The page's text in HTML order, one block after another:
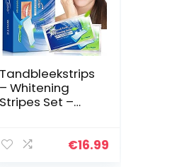
Tandbleekstrips
– Whitening
Stripes Set –
– professionele
€16.99